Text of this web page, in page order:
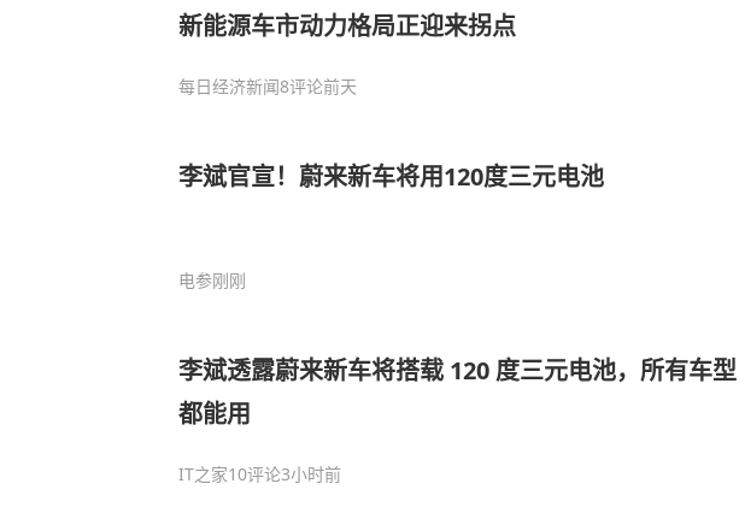
新能源车市动力格局正迎来拐点
每日经济新闻8评论前天
李斌官宣！蔚来新车将用120度三元电池
电参刚刚
李斌透露蔚来新车将搭载 120 度三元电池，所有车型
都能用
IT之家10评论3小时前